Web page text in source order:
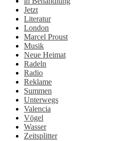
Jetzt
Literatur
London
Marcel Proust
Musik
Neue Heimat
Radeln
Radio
Reklame
Summen
Unterwegs
Valencia
Vögel
Wasser
Zeitsplitter